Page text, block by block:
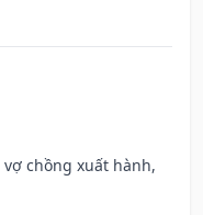
chồng xuất hành,